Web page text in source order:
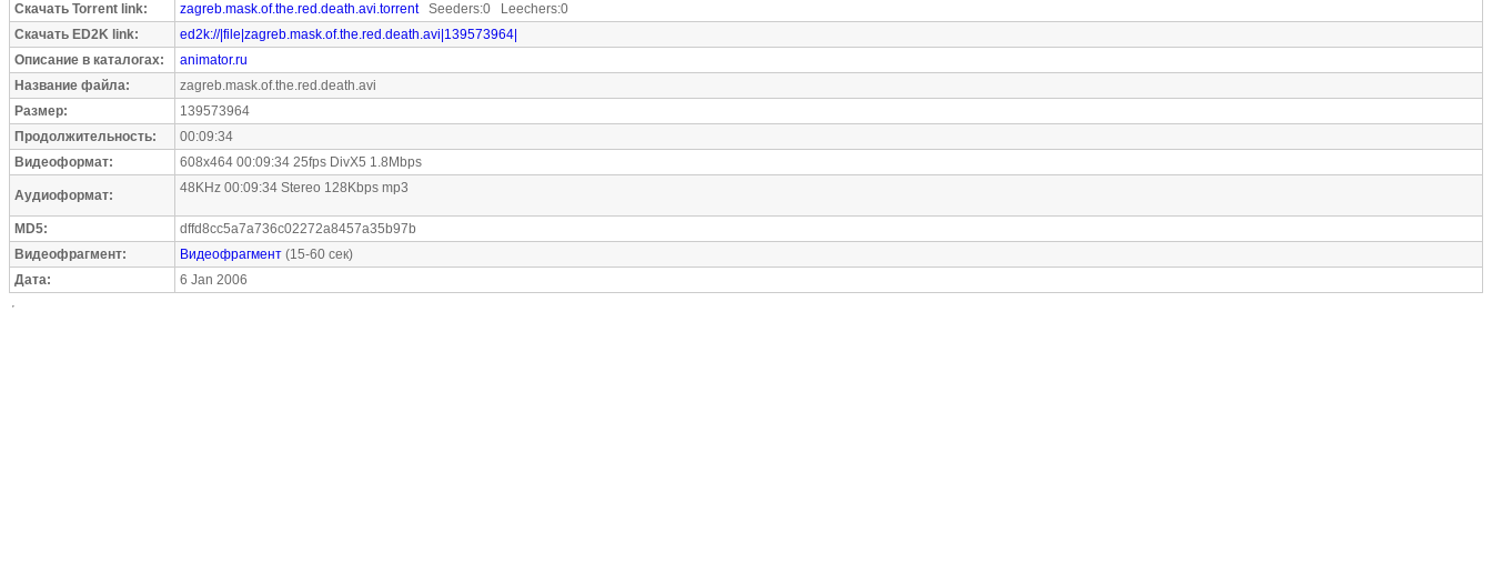
Скачать Torrent link:
zagreb.mask.of.the.red.death.avi.torrentSeeders:0 Leechers:0
Скачать ED2K link:
ed2k://|file|zagreb.mask.of.the.red.death.avi|139573964|
Описание в каталогах:
animator.ru
Название файла:
zagreb.mask.of.the.red.death.avi
Размер:
139573964
Продолжительность:
00:09:34
Видеоформат:
608x464 00:09:34 25fps DivX5 1.8Mbps
Аудиоформат: 48KHz 00:09:34 Stereo 128Kbps mp3
MD5:
dffd8cc5a7a736c02272a8457a35b97b
Видеофрагмент:
Видеофрагмент (15-60 сек)
Дата:
6 Jan 2006